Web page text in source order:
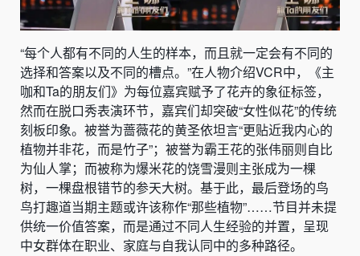
“每个人都有不同的人生的样本，而且就一定会有不同的
选择和答案以及不同的槽点。”在人物介绍VCR中，《主
咖和Ta的朋友们》为每位嘉宾赋予了花卉的象征标签，
然而在脱口秀表演环节，嘉宾们却突破“女性似花”的传统
刻板印象。被誉为蔷薇花的黄圣依坦言“更贴近我内心的
植物并非花，而是竹子”；被誉为霸王花的张伟丽则自比
为仙人掌；而被称为爆米花的饶雪漫则主张成为一棵
树，一棵盘根错节的参天大树。基于此，最后登场的鸟
鸟打趣道当期主题或许该称作“那些植物”……节目并未提
供统一价值答案，而是通过不同人生经验的并置，呈现
中女群体在职业、家庭与自我认同中的多种路径。